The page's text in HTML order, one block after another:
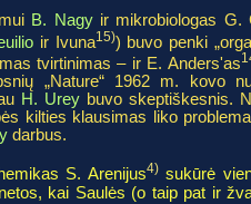
B. Nagyir mikrobiologas G.
ir Ivuna15)) buvo penki
tvirtinimas – ir E. Anders'as
„Nature“ 1962 m. kovo
H. Urey buvo skeptiškesnis.
kilties klausimas liko
darbus.
S. Arenijus4)sukūrė
kai Saulės (o taip pat ir